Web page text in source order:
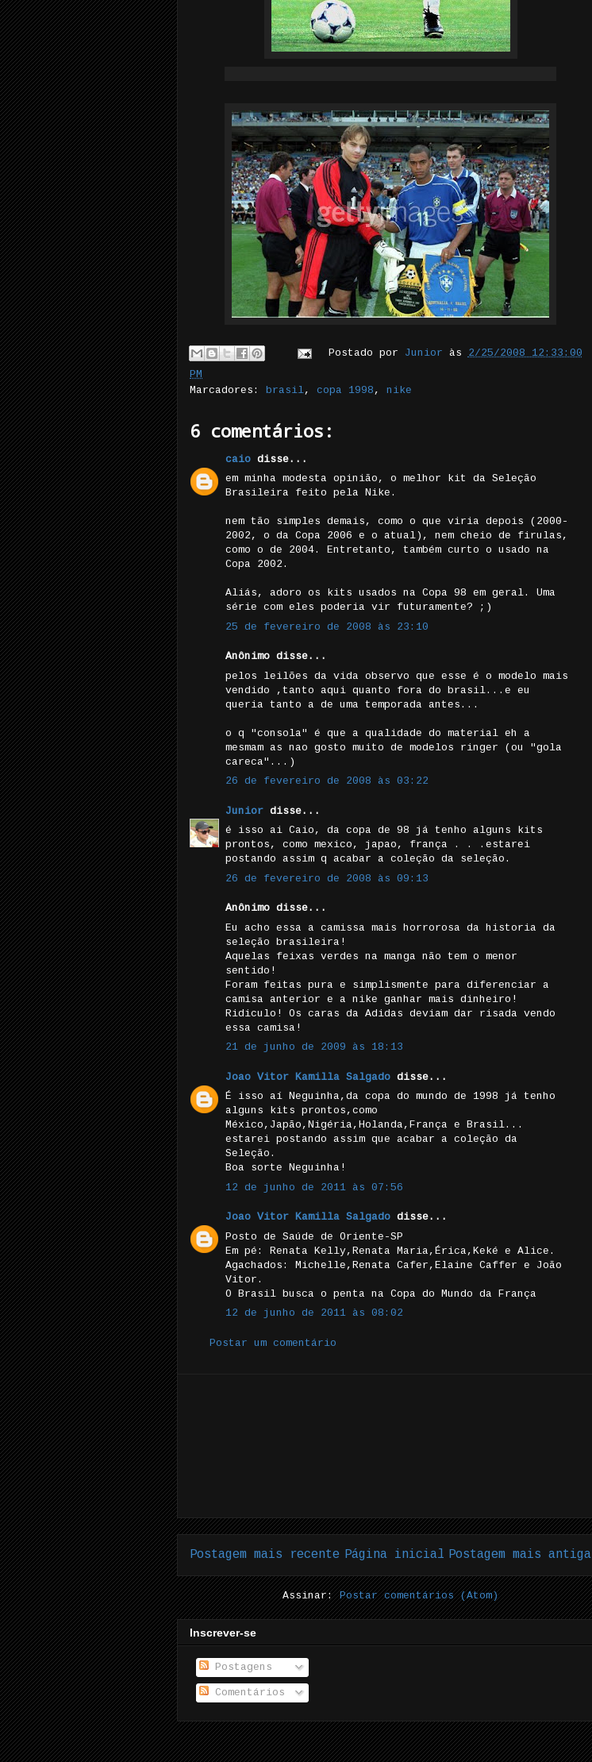
Postado por Junior às 2/25/2008 12:33:00
PM
Marcadores:
brasil, copa 1998 , nike
6 comentários:
caio disse...
em minha modesta opinião, o melhor kit da Seleção
Brasileira feito pela Nike.
nem tão simples demais, como o que viria depois (2000-
2002, o da Copa 2006 e o atual), nem cheio de firulas,
como o de 2004. Entretanto, também curto o usado na
Copa 2002.
Aliás, adoro os kits usados na Copa 98 em geral. Uma
série com eles poderia vir futuramente? ;)
25 de fevereiro de 2008 às 23:10
Anônimo disse...
pelos leilões da vida observo que esse é o modelo mais
vendido ,tanto aqui quanto fora do brasil...e eu
queria tanto a de uma temporada antes...
o q "consola" é que a qualidade do material eh a
mesmam as nao gosto muito de modelos ringer (ou "gola
careca"...)
26 de fevereiro de 2008 às 03:22
Junior disse...
é isso ai Caio, da copa de 98 já tenho alguns kits
prontos, como mexico, japao, frança . . .estarei
postando assim q acabar a coleção da seleção.
26 de fevereiro de 2008 às 09:13
Anônimo disse...
Eu acho essa a camissa mais horrorosa da historia da
seleção brasileira!
Aquelas feixas verdes na manga não tem o menor
sentido!
Foram feitas pura e simplismente para diferenciar a
camisa anterior e a nike ganhar mais dinheiro!
Ridiculo! Os caras da Adidas deviam dar risada vendo
essa camisa!
21 de junho de 2009 às 18:13
Joao Vitor Kamilla Salgado disse...
É isso aí Neguinha,da copa do mundo de 1998 já tenho
alguns kits prontos,como
México,Japão,Nigéria,Holanda,França e Brasil...
estarei postando assim que acabar a coleção da
Seleção.
Boa sorte Neguinha!
12 de junho de 2011 às 07:56
Joao Vitor Kamilla Salgado disse...
Posto de Saúde de Oriente-SP
Em pé: Renata Kelly,Renata Maria,Érica,Keké e Alice.
Agachados: Michelle,Renata Cafer,Elaine Caffer e João
Vitor.
O Brasil busca o penta na Copa do Mundo da França
12 de junho de 2011 às 08:02
Postar um comentário
Postagem mais recente Postagem mais antiga
Página inicial
Assinar:Postar comentários (Atom)
Inscrever-se
Postagens
Comentários